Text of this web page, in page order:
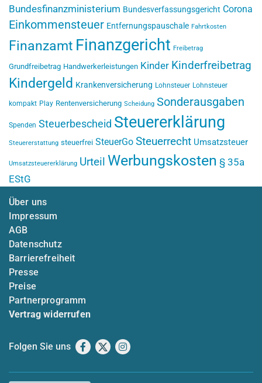
Bundesfinanzministerium Bundesverfassungsgericht Corona
Einkommensteuer Entfernungspauschale Fahrtkosten
Finanzamt Finanzgericht Freibetrag
Grundfreibetrag Handwerkerleistungen Kinder Kinderfreibetrag
Kindergeld Krankenversicherung Lohnsteuer Lohnsteuer
kompakt Play Rentenversicherung Scheidung Sonderausgaben
Spenden Steuerbescheid Steuererklärung
Steuererstattung steuerfrei SteuerGo Steuerrecht Umsatzsteuer
Umsatzsteuererklärung Urteil Werbungskosten § 35a
EStG
Über uns
Impressum
AGB
Datenschutz
Barrierefreiheit
Presse
Preise
Partnerprogramm
Vertrag widerrufen
Folgen Sie uns Facebook
X Instagram